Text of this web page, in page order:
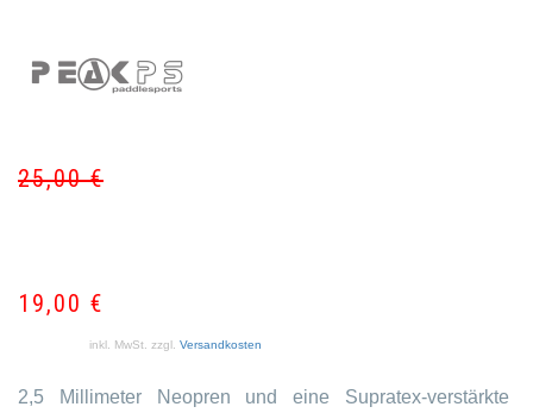
25,00€
19,00 €
inkl. MwSt. zzgl. Versandkosten
2,5 Millimeter Neopren und eine Supratex-verstärkte